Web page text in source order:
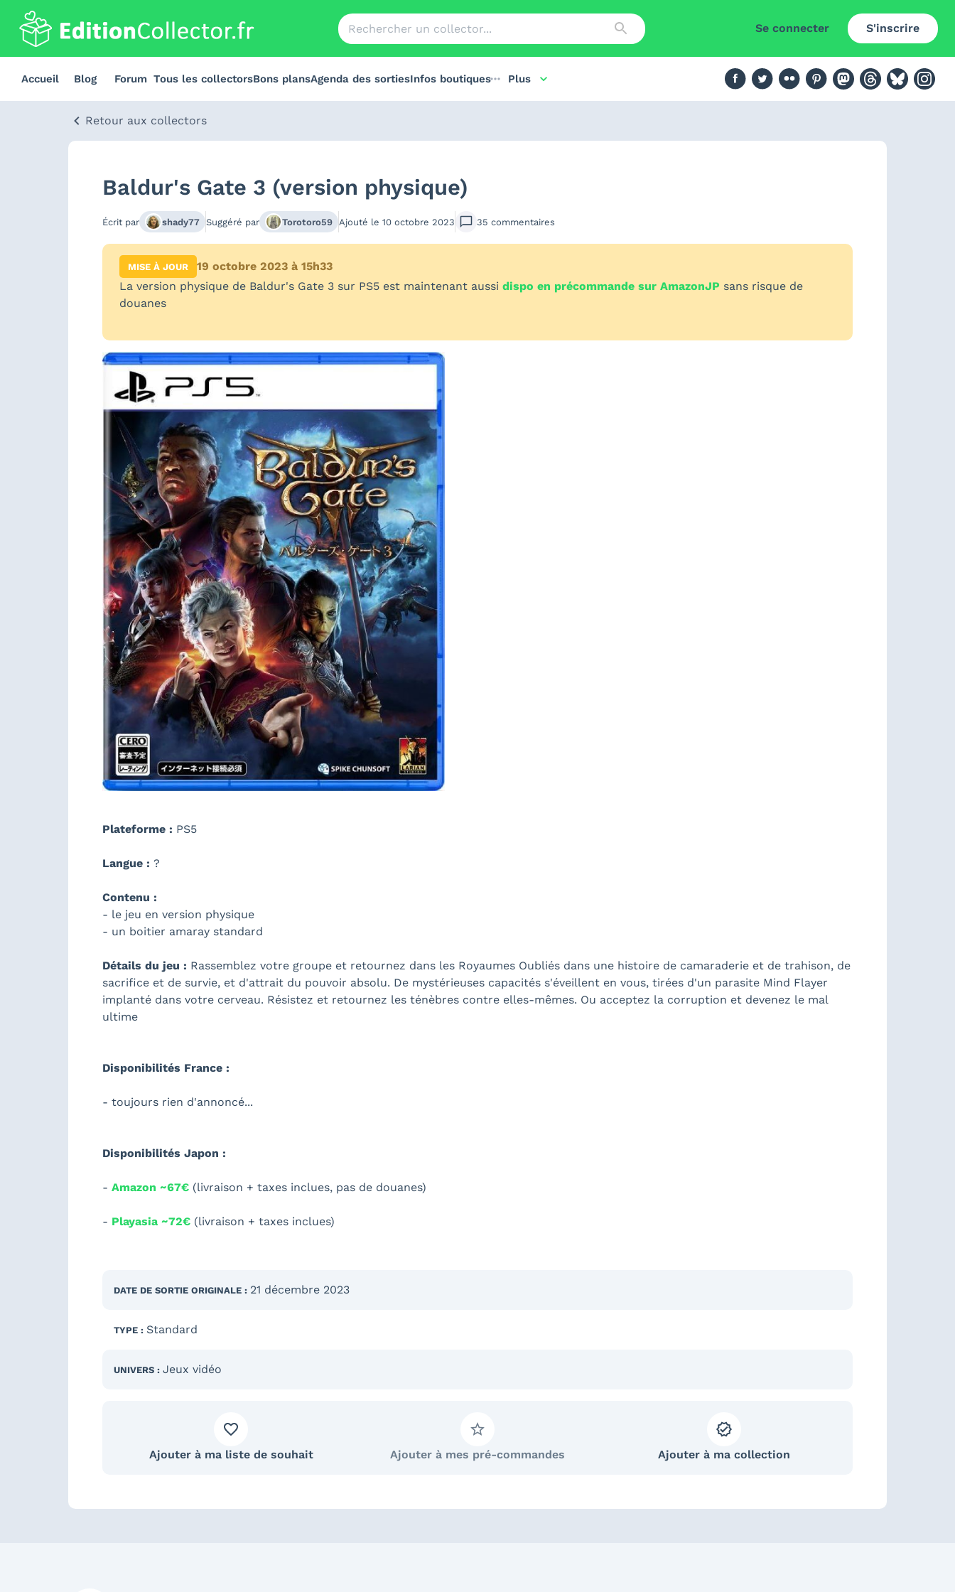
Se connecter S'inscrire
Accueil Blog Forum Tous les collectorsBons plansAgenda des sortiesInfos boutiques Plus
Retour aux collectors
Baldur's Gate 3 (version physique)
Écrit par shady77 Suggéré par Torotoro59 Ajouté le 10 octobre 2023 35 commentaires
MISE À JOUR
19 octobre 2023 à 15h33
La version physique de Baldur's Gate 3 sur PS5 est maintenant aussi dispo en précommande sur AmazonJP sans risque de
douanes
Plateforme : PS5
Langue : ?
Contenu :
- le jeu en version physique
- un boitier amaray standard
Détails du jeu : Rassemblez votre groupe et retournez dans les Royaumes Oubliés dans une histoire de camaraderie et de trahison, de
sacrifice et de survie, et d'attrait du pouvoir absolu. De mystérieuses capacités s'éveillent en vous, tirées d'un parasite Mind Flayer
implanté dans votre cerveau. Résistez et retournez les ténèbres contre elles-mêmes. Ou acceptez la corruption et devenez le mal
ultime
Disponibilités France :
- toujours rien d'annoncé...
Disponibilités Japon :
- Amazon ~67€ (livraison + taxes inclues, pas de douanes)
- Playasia ~72€ (livraison + taxes inclues)
DATE DE SORTIE ORIGINALE : 21 décembre 2023
TYPE : Standard
UNIVERS : Jeux vidéo
Ajouter à ma liste de souhait Ajouter à mes pré-commandes Ajouter à ma collection